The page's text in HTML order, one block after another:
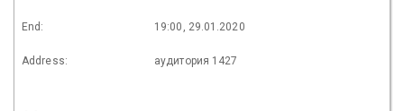
End: 19:00, 29.01.2020
Address: аудитория 1427